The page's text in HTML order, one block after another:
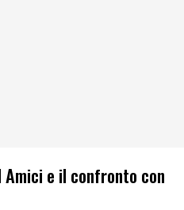
Amici e il confronto con